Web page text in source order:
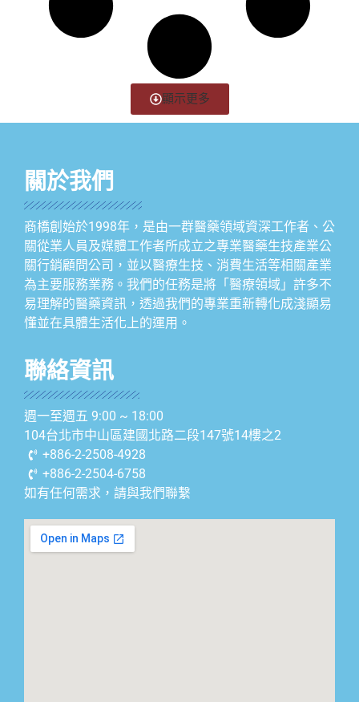
顯示更多
關於我們
商橋創始於1998年，是由一群醫藥領域資深工作者、公
關從業人員及媒體工作者所成立之專業醫藥生技產業公
關行銷顧問公司，並以醫療生技、消費生活等相關產業
為主要服務業務。我們的任務是將「醫療領域」許多不
易理解的醫藥資訊，透過我們的專業重新轉化成淺顯易
懂並在具體生活化上的運用。
聯絡資訊
週一至週五 9:00 ~ 18:00
104台北市中山區建國北路二段147號14樓之2
+886-2-2508-4928
+886-2-2504-6758
如有任何需求，請與我們聯繫